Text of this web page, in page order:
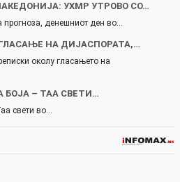
УХМР УТРОВО СО…
прогноза, денешниот ден во…
НА ДИЈАСПОРАТА,…
околу гласањето на
– ТАА СВЕТИ…
свети во…